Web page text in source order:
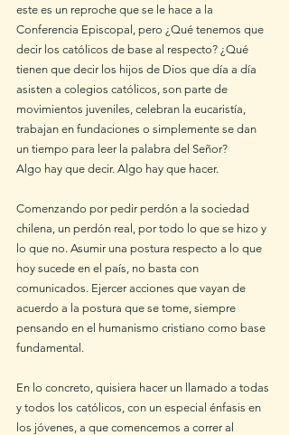
este es un reproche que se le hace a la
Conferencia Episcopal, pero ¿Qué tenemos que
decir los católicos de base al respecto? ¿Qué
tienen que decir los hijos de Dios que día a día
asisten a colegios católicos, son parte de
movimientos juveniles, celebran la eucaristía,
trabajan en fundaciones o simplemente se dan
un tiempo para leer la palabra del Señor?
Algo hay que decir. Algo hay que hacer.
Comenzando por pedir perdón a la sociedad
chilena, un perdón real, por todo lo que se hizo y
lo que no. Asumir una postura respecto a lo que
hoy sucede en el país, no basta con
comunicados. Ejercer acciones que vayan de
acuerdo a la postura que se tome, siempre
pensando en el humanismo cristiano como base
fundamental.
En lo concreto, quisiera hacer un llamado a todas
y todos los católicos, con un especial énfasis en
los jóvenes, a que comencemos a correr al